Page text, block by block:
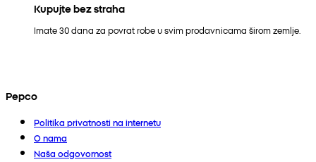
Kupujte bez straha
Imate 30 dana za povrat robe u svim prodavnicama širom zemlje.
Pepco
Politika privatnosti na internetu
O nama
Naša odgovornost